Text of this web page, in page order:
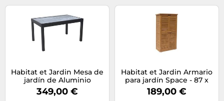
Habitat et Jardin Mesa de
jardín de Aluminio
Extensible Lagos - 140/280
x 90 x 76 cm - Gris
349,00 €
Habitat et Jardin Armario
para jardín Space - 87 x
46.5 x 160 cm - Marrón
189,00 €